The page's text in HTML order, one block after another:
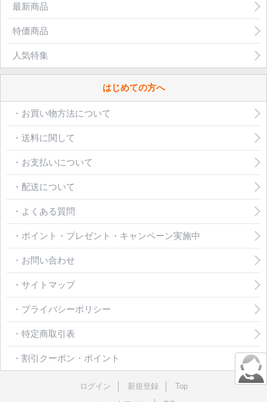
最新商品
特価商品
人気特集
はじめての方へ
・お買い物方法について
・送料に関して
・お支払いについて
・配送について
・よくある質問
・ポイント・プレゼント・キャンペーン実施中
・お問い合わせ
・サイトマップ
・プライバシーポリシー
・特定商取引表
・割引クーポン・ポイント
ログイン 新規登録
Top